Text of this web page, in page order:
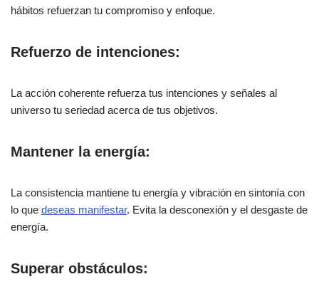
hábitos refuerzan tu compromiso y enfoque.
Refuerzo de intenciones:
La acción coherente refuerza tus intenciones y señales al
universo tu seriedad acerca de tus objetivos.
Mantener la energía:
La consistencia mantiene tu energía y vibración en sintonía con
lo que deseas manifestar. Evita la desconexión y el desgaste de
energía.
Superar obstáculos: